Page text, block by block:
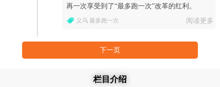
再一次享受到了“最多跑一次”改革的红利。
义乌 最多跑一次 阅读更多
下一页
栏目介绍